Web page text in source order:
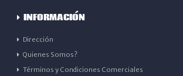
INFORMACIÓN
Dirección
Quienes Somos?
Términos y Condiciones Comerciales